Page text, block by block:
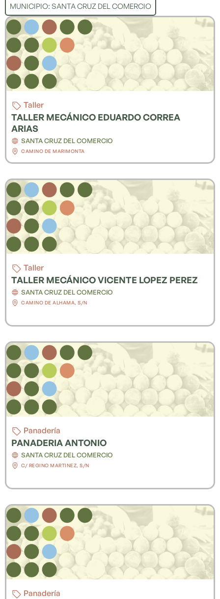
MUNICIPIO: SANTA CRUZ DEL COMERCIO
Taller
TALLER MECÁNICO EDUARDO CORREA
ARIAS
SANTA CRUZ DEL COMERCIO
CAMINO DE MARIMONTA
Taller
TALLER MECÁNICO VICENTE LOPEZ PEREZ
SANTA CRUZ DEL COMERCIO
CAMINO DE ALHAMA, S/N
Panadería
PANADERIA ANTONIO
SANTA CRUZ DEL COMERCIO
C/ REGINO MARTINEZ, S/N
Panadería